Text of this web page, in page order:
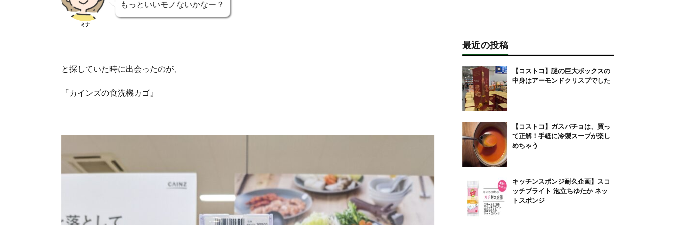
ミナ
もっといいモノないかなー？
と探していた時に出会ったのが、
『カインズの食洗機カゴ』
最近の投稿
【コストコ】謎の巨大ボックスの
中身はアーモンドクリスプでした
【コストコ】ガスパチョは、買っ
て正解！手軽に冷製スープが楽し
めちゃう
キッチンスポンジ耐久企画】スコ
ッチブライト 泡立ちゆたか ネッ
トスポンジ